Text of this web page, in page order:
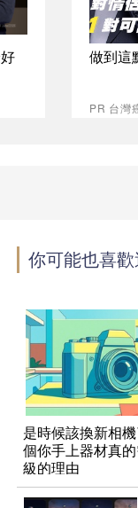
做到這
PR 台灣
你可能也喜
是時候該換新相
個你手上器材真
級的理由